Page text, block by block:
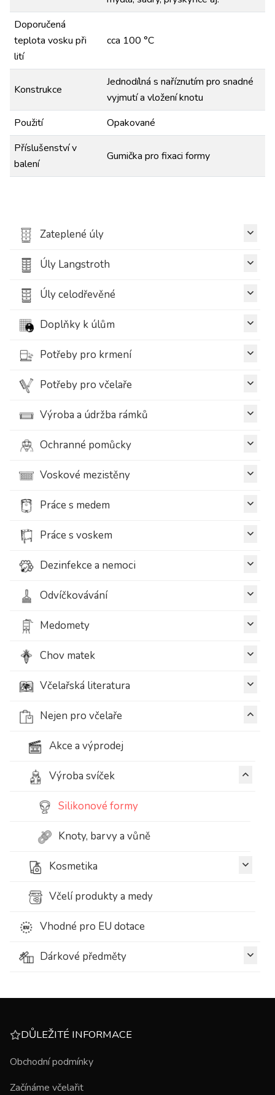
Zateplené úly
Úly Langstroth
Úly celodřevěné
Doplňky k úlům
Potřeby pro krmení
Potřeby pro včelaře
Výroba a údržba rámků
Ochranné pomůcky
Voskové mezistěny
Práce s medem
Práce s voskem
Dezinfekce a nemoci
Odvíčkovávání
Medomety
Chov matek
Včelařská literatura
Nejen pro včelaře
Akce a výprodej
Výroba svíček
Silikonové formy
Knoty, barvy a vůně
Kosmetika
Včelí produkty a medy
Vhodné pro EU dotace
Dárkové předměty
Doporučená
teplota vosku při
lití
cca 100 °C
Konstrukce
Jednodílná s naříznutím pro snadné
vyjmutí a vložení knotu
Použití
Opakované
Příslušenství v
balení
Gumička pro fixaci formy
DŮLEŽITÉ INFORMACE
Obchodní podmínky
Začínáme včelařit